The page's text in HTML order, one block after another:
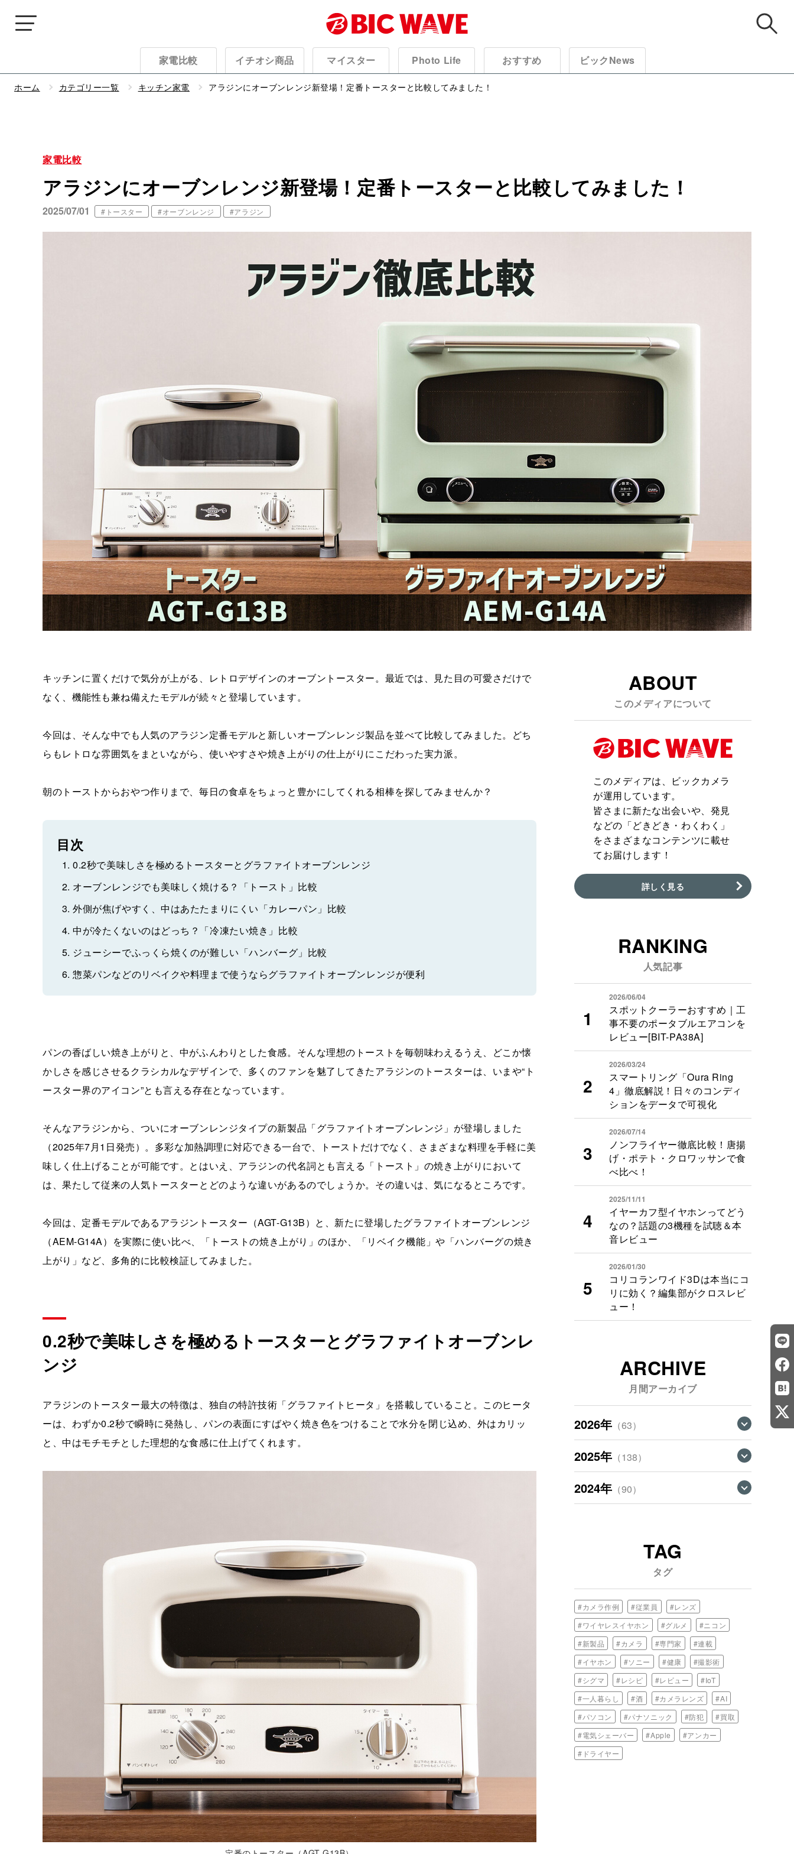
家電比較 イチオシ商品 マイスター Photo Life おすすめ ビックNews
ホーム カテゴリー一覧 キッチン家電 アラジンにオーブンレンジ新登場！定番トースターと比較してみました！
家電比較
アラジンにオーブンレンジ新登場！定番トースターと比較してみました！
2025/07/01 #トースター #オーブンレンジ #アラジン
キッチンに置くだけで気分が上がる、レトロデザインのオーブントースター。最近では、見た目の可愛さだけで
なく、機能性も兼ね備えたモデルが続々と登場しています。
今回は、そんな中でも人気のアラジン定番モデルと新しいオーブンレンジ製品を並べて比較してみました。どち
らもレトロな雰囲気をまといながら、使いやすさや焼き上がりの仕上がりにこだわった実力派。
朝のトーストからおやつ作りまで、毎日の食卓をちょっと豊かにしてくれる相棒を探してみませんか？
目次
0.2秒で美味しさを極めるトースターとグラファイトオーブンレンジ
オーブンレンジでも美味しく焼ける？「トースト」比較
外側が焦げやすく、中はあたたまりにくい「カレーパン」比較
中が冷たくないのはどっち？「冷凍たい焼き」比較
ジューシーでふっくら焼くのが難しい「ハンバーグ」比較
惣菜パンなどのリベイクや料理まで使うならグラファイトオーブンレンジが便利
パンの香ばしい焼き上がりと、中がふんわりとした食感。そんな理想のトーストを毎朝味わえるうえ、どこか懐
かしさを感じさせるクラシカルなデザインで、多くのファンを魅了してきたアラジンのトースターは、いまや“ト
ースター界のアイコン”とも言える存在となっています。
そんなアラジンから、ついにオーブンレンジタイプの新製品「グラファイトオーブンレンジ」が登場しました
（2025年7月1日発売）。多彩な加熱調理に対応できる一台で、トーストだけでなく、さまざまな料理を手軽に美
味しく仕上げることが可能です。とはいえ、アラジンの代名詞とも言える「トースト」の焼き上がりにおいて
は、果たして従来の人気トースターとどのような違いがあるのでしょうか。その違いは、気になるところです。
今回は、定番モデルであるアラジントースター（AGT-G13B）と、新たに登場したグラファイトオーブンレンジ
（AEM-G14A）を実際に使い比べ、「トーストの焼き上がり」のほか、「リベイク機能」や「ハンバーグの焼き
上がり」など、多角的に比較検証してみました。
0.2秒で美味しさを極めるトースターとグラファイトオーブンレ
ンジ
アラジンのトースター最大の特徴は、独自の特許技術「グラファイトヒータ」を搭載していること。このヒータ
ーは、わずか0.2秒で瞬時に発熱し、パンの表面にすばやく焼き色をつけることで水分を閉じ込め、外はカリッ
と、中はモチモチとした理想的な食感に仕上げてくれます。
ABOUT
このメディアについて
このメディアは、ビックカメラ
が運用しています。
皆さまに新たな出会いや、発見
などの「どきどき・わくわく」
をさまざまなコンテンツに載せ
てお届けします！
詳しく見る
RANKING
人気記事
2026/06/04
スポットクーラーおすすめ｜工
事不要のポータブルエアコンを
レビュー[BIT-PA38A]
2026/03/24
スマートリング「Oura Ring
4」徹底解説！日々のコンディ
ションをデータで可視化
2026/07/14
ノンフライヤー徹底比較！唐揚
げ・ポテト・クロワッサンで食
べ比べ！
2025/11/11
イヤーカフ型イヤホンってどう
なの？話題の3機種を試聴＆本
音レビュー
2026/01/30
コリコランワイド3Dは本当にコ
リに効く？編集部がクロスレビ
ュー！
ARCHIVE
月間アーカイブ
2026年 （63）
2025年 （138）
2024年 （90）
TAG
タグ
#カメラ作例 #従業員
#レンズ
#ワイヤレスイヤホン
#グルメ
#ニコン
#新製品
#カメラ #専門家
#連載
#イヤホン
#ソニー #健康
#撮影術
#シグマ
#レシピ #レビュー
#IoT
#一人暮らし
#酒 #カメラレンズ
#AI
#パソコン
#パナソニック #防犯
#買取
#電気シェーバー
#Apple
#アンカー
#ドライヤー